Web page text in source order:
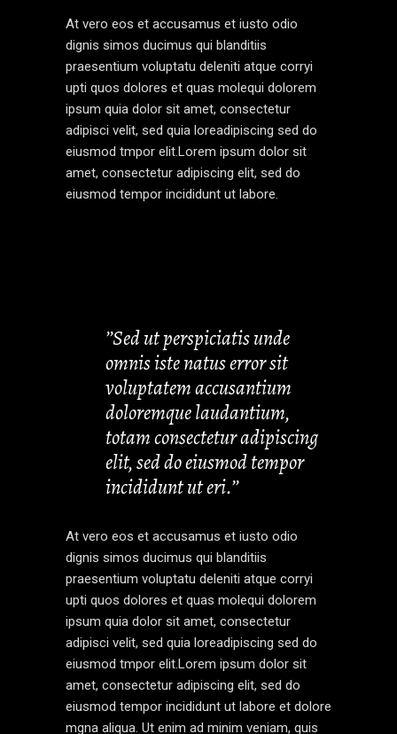
At vero eos et accusamus et iusto odio
dignis simos ducimus qui blanditiis
praesentium voluptatu deleniti atque corryi
upti quos dolores et quas molequi dolorem
ipsum quia dolor sit amet, consectetur
adipisci velit, sed quia loreadipiscing sed do
eiusmod tmpor elit.Lorem ipsum dolor sit
amet, consectetur adipiscing elit, sed do
eiusmod tempor incididunt ut labore.
’’Sed ut perspiciatis unde
omnis iste natus error sit
voluptatem accusantium
doloremque laudantium,
totam consectetur adipiscing
elit, sed do eiusmod tempor
incididunt ut eri.’’
At vero eos et accusamus et iusto odio
dignis simos ducimus qui blanditiis
praesentium voluptatu deleniti atque corryi
upti quos dolores et quas molequi dolorem
ipsum quia dolor sit amet, consectetur
adipisci velit, sed quia loreadipiscing sed do
eiusmod tmpor elit.Lorem ipsum dolor sit
amet, consectetur adipiscing elit, sed do
eiusmod tempor incididunt ut labore et dolore
mgna aliqua. Ut enim ad minim veniam, quis